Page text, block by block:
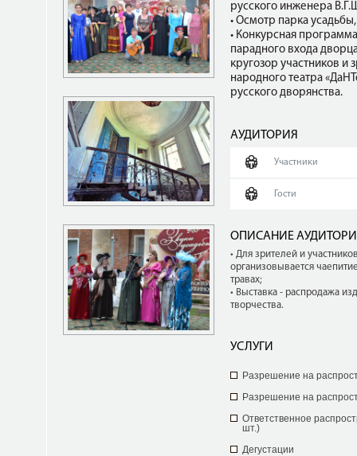
русского инженера
• Осмотр парка
• Конкурсная
парадного входа
кругозор участников и
народного театра
русского дворянства.
АУДИТОРИЯ
Участники
Гости
ОПИСАНИЕ
• Для зрителей и
организовывается
травах;
• Выставка - распродажа
творчества.
УСЛУГИ
Разрешение на
Разрешение на
Ответственное
шт.)
Дегустации